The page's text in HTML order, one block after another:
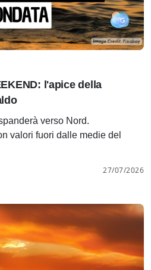
l'apice della
verso Nord.
valori fuori dalle medie del
27/07/2026